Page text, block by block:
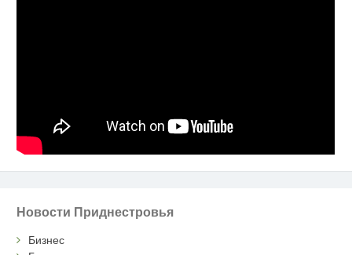
Новости Приднестровья
Бизнес